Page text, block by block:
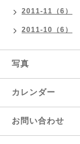
2011-11（6）
2011-10（6）
写真
カレンダー
お問い合わせ